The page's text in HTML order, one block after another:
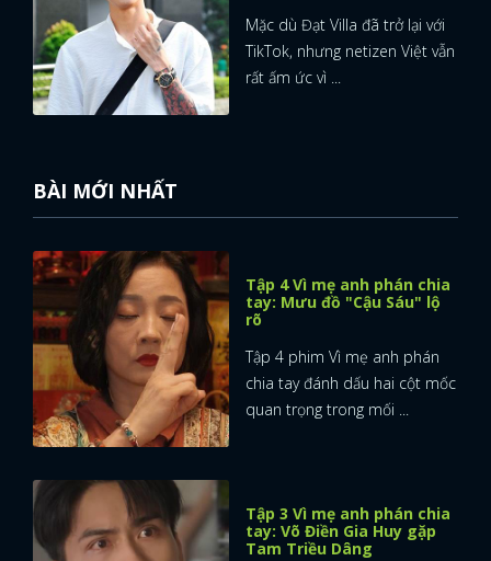
Mặc dù Đạt Villa đã trở lại với
TikTok, nhưng netizen Việt vẫn
rất ấm ức vì ...
BÀI MỚI NHẤT
Tập 4 Vì mẹ anh phán chia
tay: Mưu đồ "Cậu Sáu" lộ
rõ
Tập 4 phim Vì mẹ anh phán
chia tay đánh dấu hai cột mốc
quan trọng trong mối ...
Tập 3 Vì mẹ anh phán chia
tay: Võ Điền Gia Huy gặp
Tam Triều Dâng